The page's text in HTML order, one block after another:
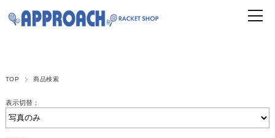
TOP 商品検索
表示切替：